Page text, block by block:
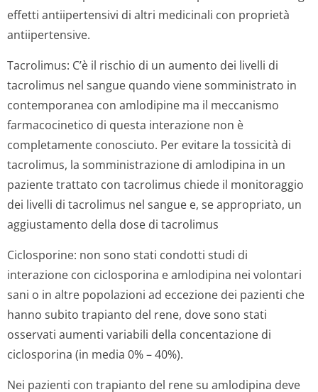
effetti antiipertensivi di altri medicinali con proprietà
antiipertensive.
Tacrolimus: C’è il rischio di un aumento dei livelli di
tacrolimus nel sangue quando viene somministrato in
contemporanea con amlodipine ma il meccanismo
farmacocinetico di questa interazione non è
completamente conosciuto. Per evitare la tossicità di
tacrolimus, la somministrazione di amlodipina in un
paziente trattato con tacrolimus chiede il monitoraggio
dei livelli di tacrolimus nel sangue e, se appropriato, un
aggiustamento della dose di tacrolimus
Ciclosporine: non sono stati condotti studi di
interazione con ciclosporina e amlodipina nei volontari
sani o in altre popolazioni ad eccezione dei pazienti che
hanno subito trapianto del rene, dove sono stati
osservati aumenti variabili della concentazione di
ciclosporina (in media 0% – 40%).
Nei pazienti con trapianto del rene su amlodipina deve